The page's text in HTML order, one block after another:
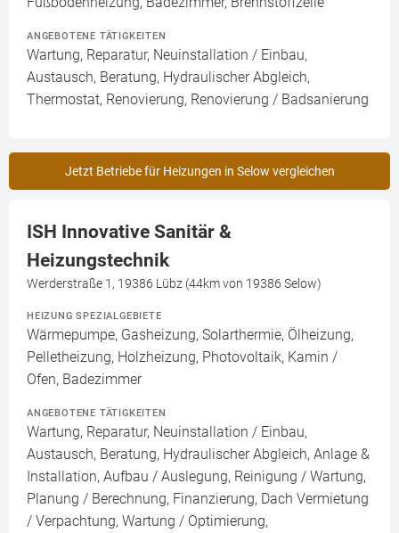
ANGEBOTENE TÄTIGKEITEN
Wartung, Reparatur, Neuinstallation / Einbau,
Austausch, Beratung, Hydraulischer Abgleich,
Thermostat, Renovierung, Renovierung / Badsanierung
Jetzt Betriebe für Heizungen in Selow vergleichen
ISH Innovative Sanitär &
Heizungstechnik
Werderstraße 1, 19386 Lübz (44km von 19386 Selow)
HEIZUNG SPEZIALGEBIETE
Wärmepumpe, Gasheizung, Solarthermie, Ölheizung,
Pelletheizung, Holzheizung, Photovoltaik, Kamin /
Ofen, Badezimmer
ANGEBOTENE TÄTIGKEITEN
Wartung, Reparatur, Neuinstallation / Einbau,
Austausch, Beratung, Hydraulischer Abgleich, Anlage &
Installation, Aufbau / Auslegung, Reinigung / Wartung,
Planung / Berechnung, Finanzierung, Dach Vermietung
/ Verpachtung, Wartung / Optimierung,